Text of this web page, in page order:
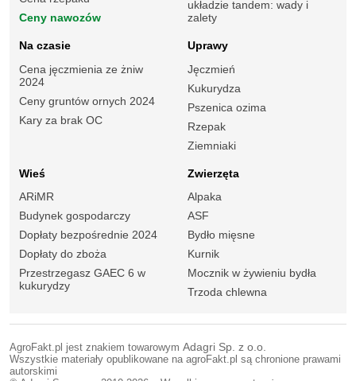
Ceny nawozów
układzie tandem: wady i
zalety
Na czasie
Cena jęczmienia ze żniw
2024
Ceny gruntów ornych 2024
Kary za brak OC
Uprawy
Jęczmień
Kukurydza
Pszenica ozima
Rzepak
Ziemniaki
Wieś
ARiMR
Budynek gospodarczy
Dopłaty bezpośrednie 2024
Dopłaty do zboża
Przestrzegasz GAEC 6 w
kukurydzy
Zwierzęta
Alpaka
ASF
Bydło mięsne
Kurnik
Mocznik w żywieniu bydła
Trzoda chlewna
AgroFakt.pl jest znakiem towarowym Adagri Sp. z o.o.
Wszystkie materiały opublikowane na agroFakt.pl są chronione prawami
autorskimi